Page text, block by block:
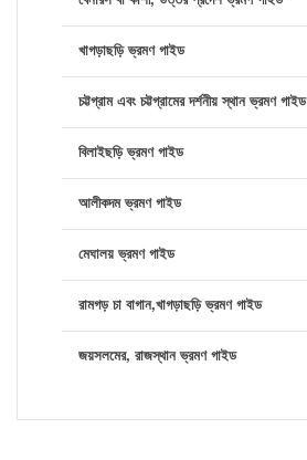
খাগড়াছড়ি ভ্রমণ গাইড
চট্টগ্রাম এবং চট্টগ্রামের দর্শনীয় স্থান ভ্রমণ গাইড
বিলাইছড়ি ভ্রমণ গাইড
আলীকদম ভ্রমণ গাইড
মেঘালয় ভ্রমণ গাইড
রামগড় চা বাগান,খাগড়াছড়ি ভ্রমণ গাইড
জয়সলমের, রাজস্থান ভ্রমণ গাইড